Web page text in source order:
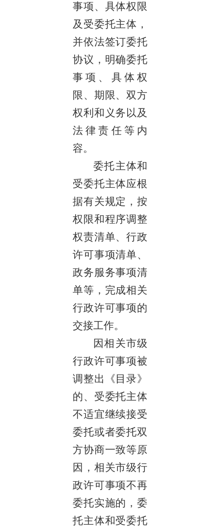
事项、具体权限
及受委托主体，
并依法签订委托
协议，明确委托
事项、具体权
限、期限、双方
权利和义务以及
法律责任等内
容。
委托主体和
受委托主体应根
据有关规定，按
权限和程序调整
权责清单、行政
许可事项清单、
政务服务事项清
单等，完成相关
行政许可事项的
交接工作。
因相关市级
行政许可事项被
调整出《目录》
的、受委托主体
不适宜继续接受
委托或者委托双
方协商一致等原
因，相关市级行
政许可事项不再
委托实施的，委
托主体和受委托